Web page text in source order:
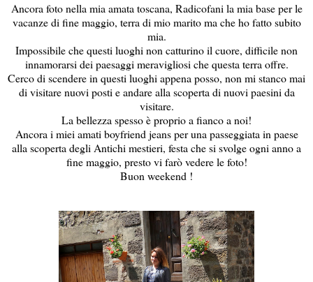
Ancora foto nella mia amata toscana, Radicofani la mia base per le
vacanze di fine maggio, terra di mio marito ma che ho fatto subito
mia.
Impossibile che questi luoghi non catturino il cuore, difficile non
innamorarsi dei paesaggi meravigliosi che questa terra offre.
Cerco di scendere in questi luoghi appena posso, non mi stanco mai
di visitare nuovi posti e andare alla scoperta di nuovi paesini da
visitare.
La bellezza spesso è proprio a fianco a noi!
Ancora i miei amati boyfriend jeans per una passeggiata in paese
alla scoperta degli Antichi mestieri, festa che si svolge ogni anno a
fine maggio, presto vi farò vedere le foto!
Buon weekend !